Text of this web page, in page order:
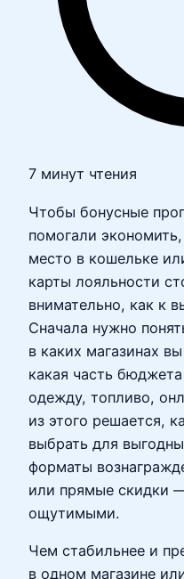
7 минут чтения
Чтобы бонусные
помогали
место в кошельке
карты лояльности
внимательно, как к
Сначала нужно
в каких магазинах
какая часть
одежду, топливо,
из этого решается,
выбрать для
форматы
или прямые скидки
ощутимыми.
Чем стабильнее и
в одном магазине